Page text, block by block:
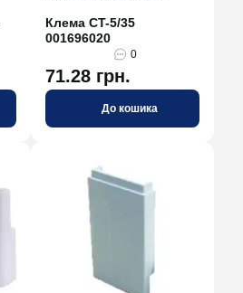
Клема CT-5/35
001696020
0
71.28 грн.
До кошика